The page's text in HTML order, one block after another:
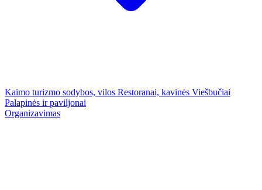
Kaimo turizmo sodybos, vilos Restoranai, kavinės Viešbučiai
Palapinės ir paviljonai
Organizavimas